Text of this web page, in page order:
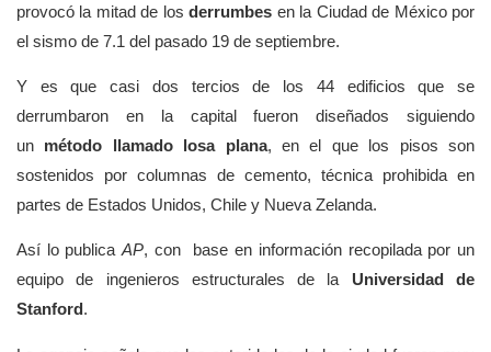
provocó la mitad de losderrumbes en la Ciudad de México por
el sismo de 7.1 del pasado 19 de septiembre.
Y es que casi dos tercios de los 44 edificios que se
derrumbaron en la capital fueron diseñados siguiendo
un método llamado losa plana, en el que los pisos son
sostenidos por columnas de cemento, técnica prohibida en
partes de Estados Unidos, Chile y Nueva Zelanda.
Así lo publicaAP, con base en información recopilada por un
equipo de ingenieros estructurales de la Universidad de
Stanford.